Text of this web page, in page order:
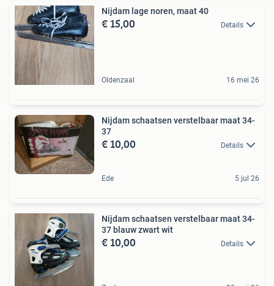
Nijdam lage noren, maat 40
€ 15,00 Details
Oldenzaal 16 mei 26
Nijdam schaatsen verstelbaar maat 34-
37
€ 10,00 Details
Ede 5 jul 26
Nijdam schaatsen verstelbaar maat 34-
37 blauw zwart wit
€ 10,00 Details